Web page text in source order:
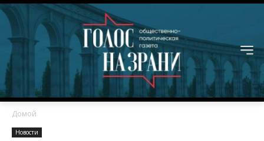
Домой
Новости